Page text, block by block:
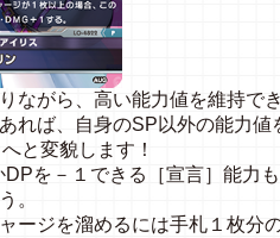
ながら、高い能力値を維持で
れば、自身のSP以外の能力
と変貌します！
を－１できる［宣言］能力
。
ージを溜めるには手札１枚分